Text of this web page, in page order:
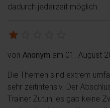
dadurch jederzeit möglich.
von Anonym am 01. August
Die Themen sind extrem
sehr zeitintensiv. Der
Trainer Zutun, es gab keine